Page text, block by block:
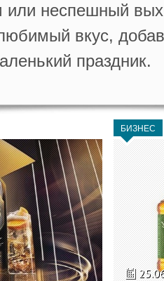
неспешный
вкус,
праздник.
БИЗНЕС